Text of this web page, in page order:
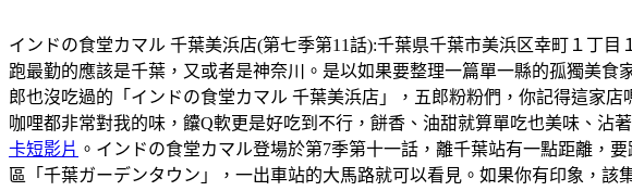
インドの食堂カマル 千葉美浜店(第七季第11話):千葉県千葉市美浜区幸町１丁目
跑最勤的應該是千葉，又或者是神奈川。是以如果要整理一篇單一縣的孤獨美
郎也沒吃過的「インドの食堂カマル 千葉美浜店」，五郎粉粉們，你記得這家
咖哩都非常對我的味，饢Q軟更是好吃到不行，餅香、油甜就算單吃也美味、沾
卡短影片 。インドの食堂カマル登場於第7季第十一話，離千葉站有一點距離，
區「千葉ガーデンタウン」，一出車站的大馬路就可以看見。如果你有印象，